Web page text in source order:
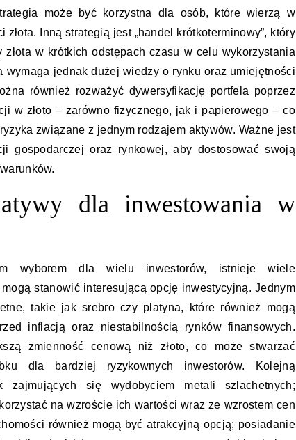
może być korzystna dla osób, które wierzą w
złota. Inną strategią jest „handel krótkoterminowy”, który
w krótkich odstępach czasu w celu wykorzystania
wymaga jednak dużej wiedzy o rynku oraz umiejętności
również rozważyć dywersyfikację portfela poprzez
w złoto – zarówno fizycznego, jak i papierowego – co
związane z jednym rodzajem aktywów. Ważne jest
gospodarczej oraz rynkowej, aby dostosować swoją
dla inwestowania w
wyborem dla wielu inwestorów, istnieje wiele
stanowić interesującą opcję inwestycyjną. Jednym
takie jak srebro czy platyna, które również mogą
inflacją oraz niestabilnością rynków finansowych.
zmienność cenową niż złoto, co może stwarzać
dla bardziej ryzykownych inwestorów. Kolejną
zajmujących się wydobyciem metali szlachetnych;
na wzroście ich wartości wraz ze wzrostem cen
również mogą być atrakcyjną opcją; posiadanie